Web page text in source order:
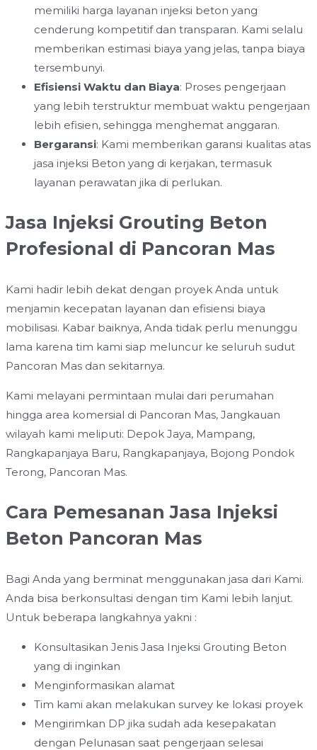
memiliki harga layanan injeksi beton yang
cenderung kompetitif dan transparan. Kami selalu
memberikan estimasi biaya yang jelas, tanpa biaya
tersembunyi.
Efisiensi Waktu dan Biaya: Proses pengerjaan
yang lebih terstruktur membuat waktu pengerjaan
lebih efisien, sehingga menghemat anggaran.
Bergaransi: Kami memberikan garansi kualitas atas
jasa injeksi Beton yang di kerjakan, termasuk
layanan perawatan jika di perlukan.
Jasa Injeksi Grouting Beton
Profesional di Pancoran Mas
Kami hadir lebih dekat dengan proyek Anda untuk
menjamin kecepatan layanan dan efisiensi biaya
mobilisasi. Kabar baiknya, Anda tidak perlu menunggu
lama karena tim kami siap meluncur ke seluruh sudut
Pancoran Mas dan sekitarnya.
Kami melayani permintaan mulai dari perumahan
hingga area komersial di Pancoran Mas, Jangkauan
wilayah kami meliputi: Depok Jaya, Mampang,
Rangkapanjaya Baru, Rangkapanjaya, Bojong Pondok
Terong, Pancoran Mas.
Cara Pemesanan Jasa Injeksi
Beton Pancoran Mas
Bagi Anda yang berminat menggunakan jasa dari Kami.
Anda bisa berkonsultasi dengan tim Kami lebih lanjut.
Untuk beberapa langkahnya yakni :
Konsultasikan Jenis Jasa Injeksi Grouting Beton
yang di inginkan
Menginformasikan alamat
Tim kami akan melakukan survey ke lokasi proyek
Mengirimkan DP jika sudah ada kesepakatan
dengan Pelunasan saat pengerjaan selesai